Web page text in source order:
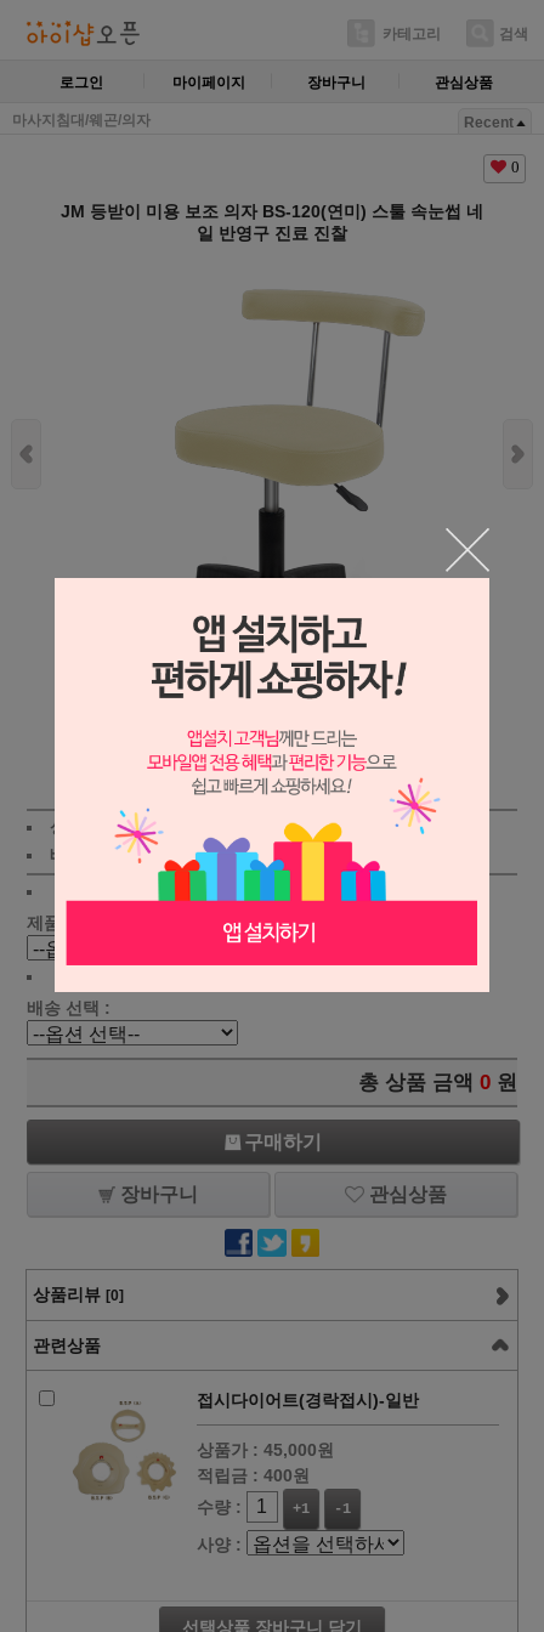
카테고리 검색
로그인 마이페이지 장바구니 관심상품
마사지침대/웨곤/의자 Recent
0
JM 등받이 미용 보조 의자 BS-120(연미) 스툴 속눈썹 네
일 반영구 진료 진찰
상세보기
상품가 : 96,000원 적립금:600원
배송비 : (조건) ! 지역별
제품 선택 :
배송 선택 :
총 상품 금액 0 원
구매하기
장바구니 관심상품
상품리뷰 [0]
관련상품
접시다이어트(경락접시)-일반
상품가 : 45,000원
적립금 : 400원
수량 :
+1 -1
사양 :
선택상품 장바구니 담기